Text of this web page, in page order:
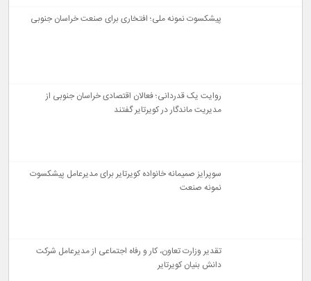
پیشکسوت نمونه ملی؛ افتخاری برای صنعت خراسان جنوبی
روایت یک قدردانی؛ فعالان اقتصادی خراسان جنوبی از
مدیریت ماندگار در کویرتایر گفتند
سوپرایز صمیمانه خانواده کویرتایر برای مدیرعامل پیشکسوت
نمونه صنعت
تقدیر وزارت تعاون، کار و رفاه اجتماعی از مدیرعامل شرکت
دانش‌ بنیان کویرتایر